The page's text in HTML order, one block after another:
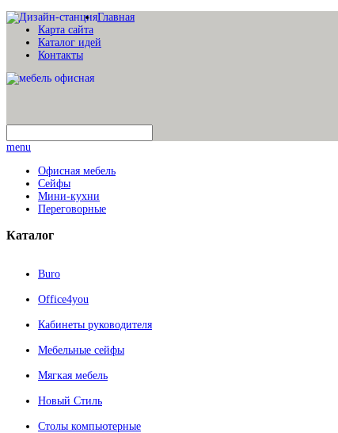
Главная
Карта сайта
Каталог идей
Контакты
menu
Офисная мебель
Сейфы
Мини-кухни
Переговорные
Каталог
Buro
Office4you
Кабинеты руководителя
Мебельные сейфы
Мягкая мебель
Новый Стиль
Столы компьютерные